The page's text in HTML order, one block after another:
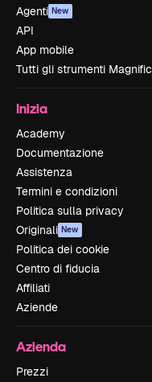
Agenti New
API
App mobile
Tutti gli strumenti Magnific
Inizia
Academy
Documentazione
Assistenza
Termini e condizioni
Politica sulla privacy
Originali New
Politica dei cookie
Centro di fiducia
Affiliati
Aziende
Azienda
Prezzi